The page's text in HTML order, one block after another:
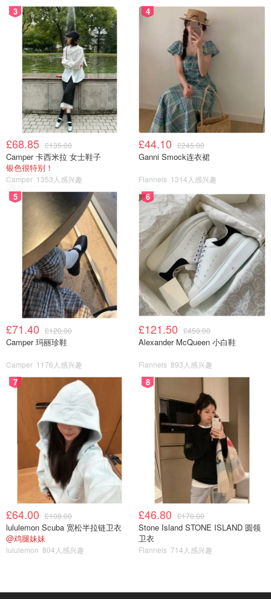
3
£68.85 £135.00
Camper 卡西米拉 女士鞋子
银色很特别！
Camper 1353人感兴趣
4
£44.10 £245.00
Ganni Smock连衣裙
Flannels 1314人感兴趣
5
£71.40 £120.00
Camper 玛丽珍鞋
Camper 1176人感兴趣
6
£121.50 £450.00
Alexander McQueen 小白鞋
Flannels 893人感兴趣
7
£64.00 £108.00
lululemon Scuba 宽松半拉链卫衣
@鸡腿妹妹
lululemon 804人感兴趣
8
£46.80 £170.00
Stone Island STONE ISLAND 圆领
卫衣
Flannels 714人感兴趣